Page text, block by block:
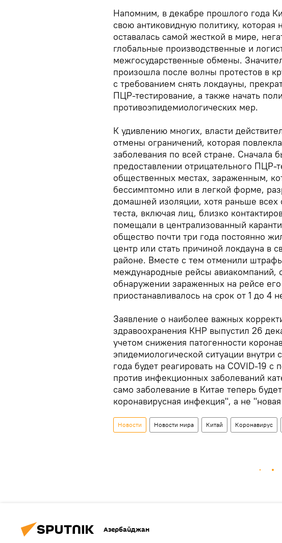
Напомним, в декабре прошлого года
свою антиковидную политику, которая
оставалась самой жесткой в мире,
глобальные производственные и
межгосударственные обмены.
произошла после волны протестов в
с требованием снять локдауны,
ПЦР-тестирование, а также начать
противоэпидемиологических мер.
К удивлению многих, власти
отмены ограничений, которая
заболевания по всей стране. Сначала
предоставлении отрицательного ПЦР-
общественных местах, зараженным,
бессимптомно или в легкой форме,
домашней изоляции, хотя раньше
теста, включая лиц, близко
помещали в централизованный
общество почти три года постоянно
центр или стать причиной локдауна в
районе. Вместе с тем отменили
международные рейсы авиакомпаний,
обнаружении зараженных на рейсе
приостанавливалось на срок от 1 до 4
Заявление о наиболее важных
здравоохранения КНР выпустил 26
учетом снижения патогенности
эпидемиологической ситуации внутри
года будет реагировать на COVID-19
против инфекционных заболеваний
само заболевание в Китае теперь
коронавирусная инфекция", а не
Новости Новости мира Китай Коронавирус
Азербайджан